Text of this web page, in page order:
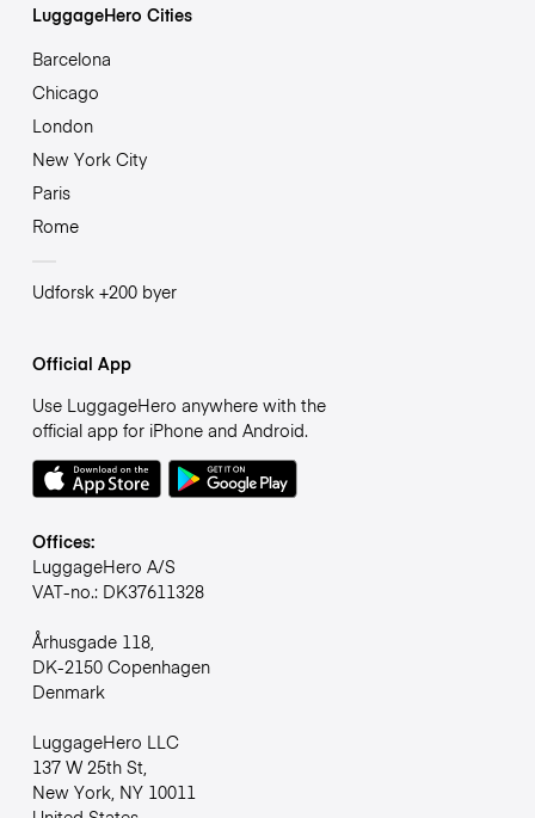
LuggageHero Cities
Barcelona
Chicago
London
New York City
Paris
Rome
Udforsk +200 byer
Official App
Use LuggageHero anywhere with the
official app for iPhone and Android.
Offices:
LuggageHero A/S
VAT-no.: DK37611328
Århusgade 118,
DK-2150 Copenhagen
Denmark
LuggageHero LLC
137 W 25th St,
New York, NY 10011